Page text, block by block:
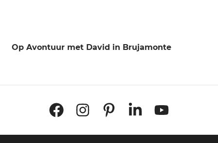
Op Avontuur met David in Brujamonte
FacebookInstagramPinterestLinkedInYouTube